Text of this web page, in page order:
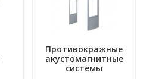
Противокражные
акустомагнитные
системы